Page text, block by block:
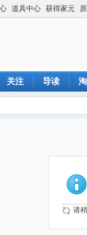
道具中心 获得家元
关注 导读
请